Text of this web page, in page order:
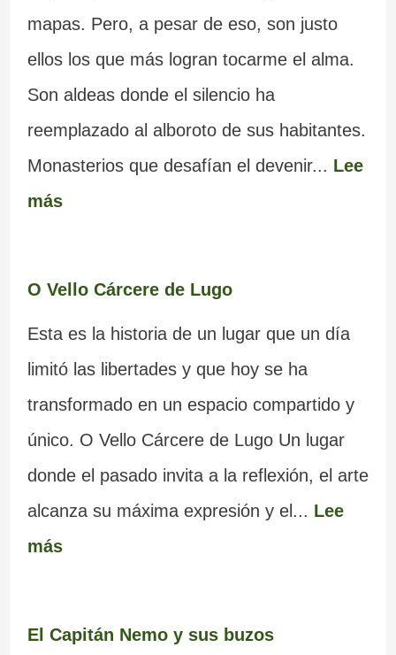
mapas. Pero, a pesar de eso, son justo
ellos los que más logran tocarme el alma.
Son aldeas donde el silencio ha
reemplazado al alboroto de sus habitantes.
Monasterios que desafían el devenir... Lee
más
O Vello Cárcere de Lugo
Esta es la historia de un lugar que un día
limitó las libertades y que hoy se ha
transformado en un espacio compartido y
único. O Vello Cárcere de Lugo Un lugar
donde el pasado invita a la reflexión, el arte
alcanza su máxima expresión y el... Lee
más
El Capitán Nemo y sus buzos